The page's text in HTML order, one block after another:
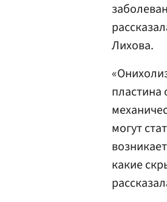
Лихова.
пластина
могут
какие